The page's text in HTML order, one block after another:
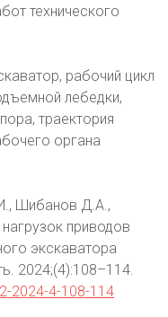
технического
рабочий цикл
лебедки,
траектория
органа
Шибанов Д.А.,
приводов
экскаватора
2024;(4):108–114.
2024-4-108-114